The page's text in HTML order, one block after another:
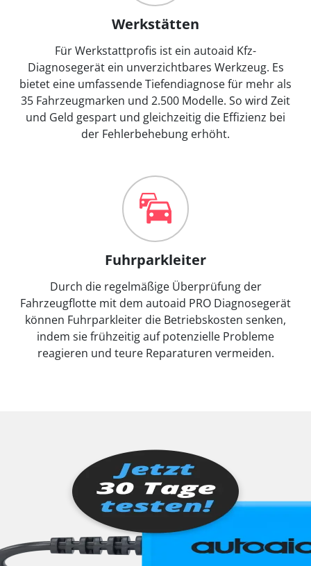
Werkstätten
Für Werkstattprofis ist ein autoaid Kfz-
Diagnosegerät ein unverzichtbares Werkzeug. Es
bietet eine umfassende Tiefendiagnose für mehr als
35 Fahrzeugmarken und 2.500 Modelle. So wird Zeit
und Geld gespart und gleichzeitig die Effizienz bei
der Fehlerbehebung erhöht.
Fuhrparkleiter
Durch die regelmäßige Überprüfung der
Fahrzeugflotte mit dem autoaid PRO Diagnosegerät
können Fuhrparkleiter die Betriebskosten senken,
indem sie frühzeitig auf potenzielle Probleme
reagieren und teure Reparaturen vermeiden.